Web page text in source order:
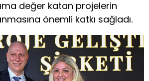
değer katan projelerin
önemli katkı sağladı.